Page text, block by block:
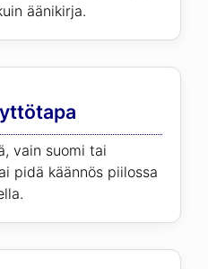
äänikirja.
vain suomi tai
pidä käännös piilossa